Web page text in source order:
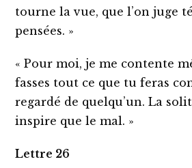
tourne la vue, que l’on juge
pensées. »
« Pour moi, je me contente
fasses tout ce que tu feras
regardé de quelqu’un. La
inspire que le mal. »
Lettre 26